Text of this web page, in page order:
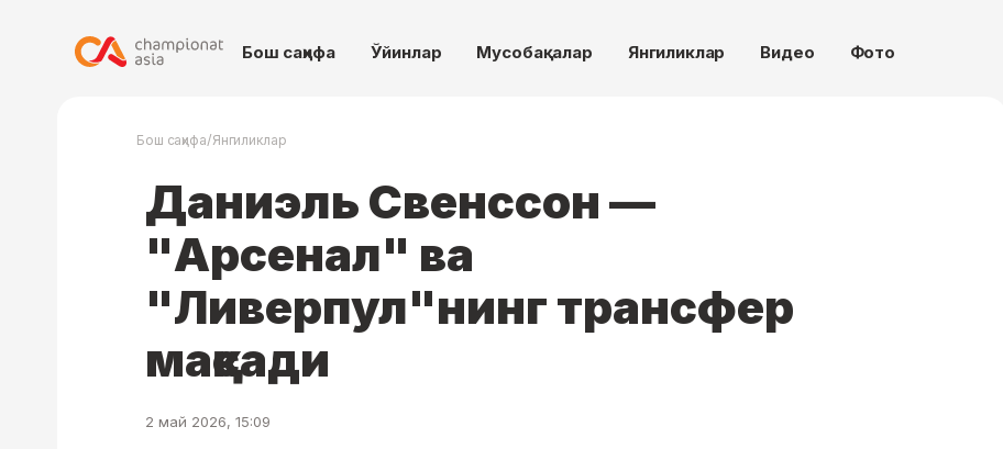
Бош саҳифа Ўйинлар Мусобақалар Янгиликлар Видео Фото
Бош саҳифа/Янгиликлар
Даниэль Свенссон —
"Арсенал" ва
"Ливерпул"нинг трансфер
мақсади
2 май 2026, 15:09